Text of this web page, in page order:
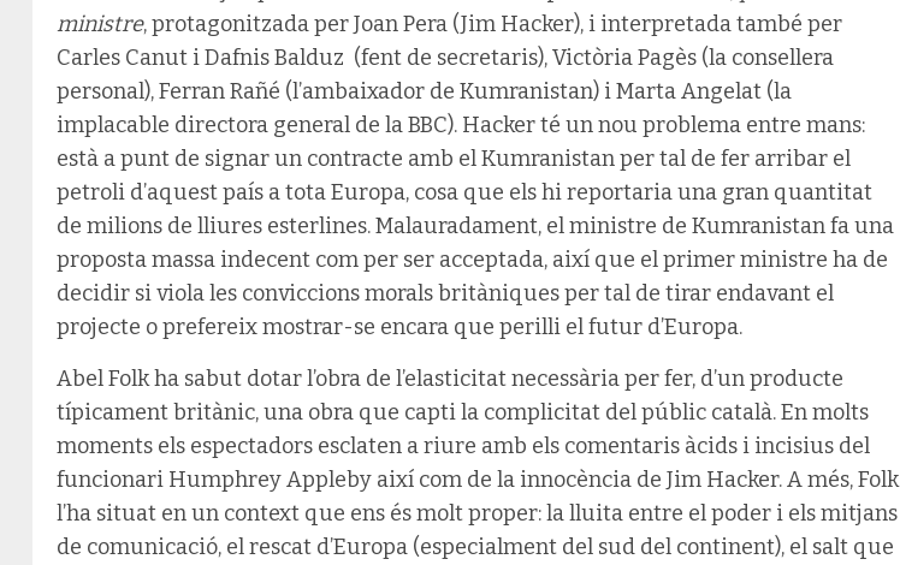
ministre, protagonitzada per Joan Pera (Jim Hacker), i interpretada també per
Carles Canut i Dafnis Balduz (fent de secretaris), Victòria Pagès (la consellera
personal), Ferran Rañé (l’ambaixador de Kumranistan) i Marta Angelat (la
implacable directora general de la BBC). Hacker té un nou problema entre mans:
està a punt de signar un contracte amb el Kumranistan per tal de fer arribar el
petroli d’aquest país a tota Europa, cosa que els hi reportaria una gran quantitat
de milions de lliures esterlines. Malauradament, el ministre de Kumranistan fa una
proposta massa indecent com per ser acceptada, així que el primer ministre ha de
decidir si viola les conviccions morals britàniques per tal de tirar endavant el
projecte o prefereix mostrar-se encara que perilli el futur d’Europa.
Abel Folk ha sabut dotar l’obra de l’elasticitat necessària per fer, d’un producte
típicament britànic, una obra que capti la complicitat del públic català. En molts
moments els espectadors esclaten a riure amb els comentaris àcids i incisius del
funcionari Humphrey Appleby així com de la innocència de Jim Hacker. A més, Folk
l’ha situat en un context que ens és molt proper: la lluita entre el poder i els mitjans
de comunicació, el rescat d’Europa (especialment del sud del continent), el salt que